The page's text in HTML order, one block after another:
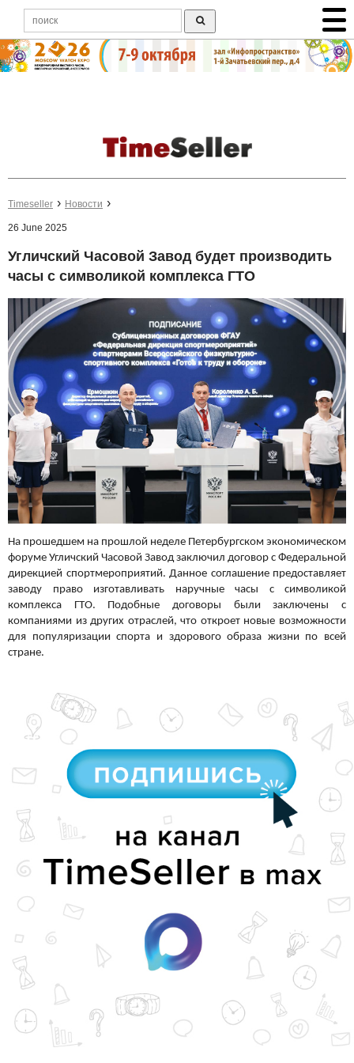
Timeseller Новости
26 June 2025
Угличский Часовой Завод будет производить
часы с символикой комплекса ГТО
На прошедшем на прошлой неделе Петербургском экономическом
форуме Угличский Часовой Завод заключил договор с Федеральной
дирекцией спортмероприятий. Данное соглашение предоставляет
заводу право изготавливать наручные часы с символикой
комплекса ГТО. Подобные договоры были заключены с
компаниями из других отраслей, что откроет новые возможности
для популяризации спорта и здорового образа жизни по всей
стране.